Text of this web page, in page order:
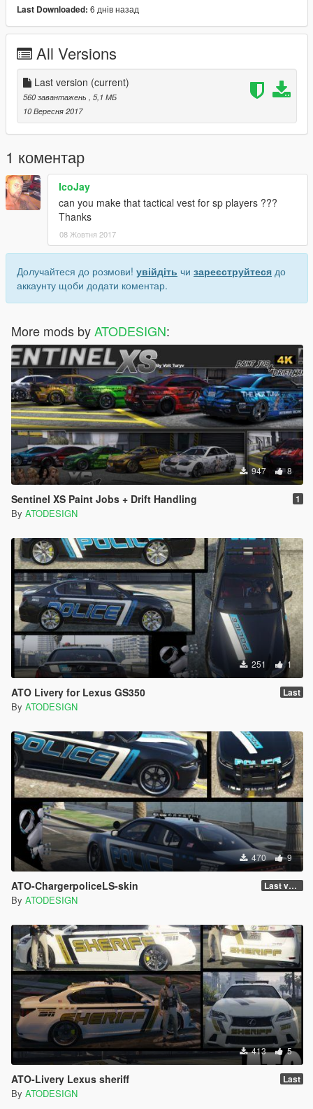
Last Downloaded: 6 днів назад
All Versions
Last version (current)
560 завантажень
, 5,1 МБ
10 Вересня 2017
1 коментар
IcoJay
can you make that tactical vest for sp players ???
Thanks
08 Жовтня 2017
Долучайтеся до розмови! увійдіть чи зареєструйтеся до
аккаунту щоби додати коментар.
More mods byATODESIGN:
947 8
Sentinel XS Paint Jobs + Drift Handling 1
By ATODESIGN
251 1
ATO Livery for Lexus GS350 Last
By ATODESIGN
470 9
ATO-ChargerpoliceLS-skin Last version
By ATODESIGN
413 5
ATO-Livery Lexus sheriff Last
By ATODESIGN